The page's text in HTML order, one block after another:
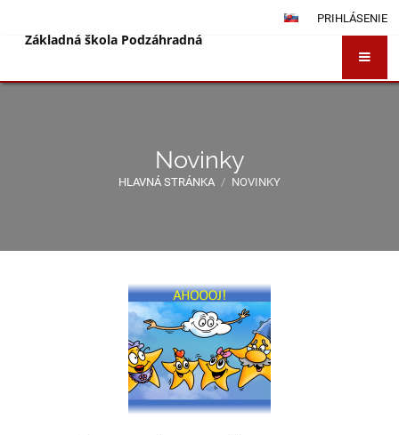
PRIHLÁSENIE
Základná škola Podzáhradná
Novinky
HLAVNÁ STRÁNKA / NOVINKY